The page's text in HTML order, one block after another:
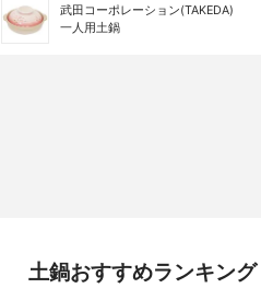
武田コーポレーション(TAKEDA)
一人用土鍋
土鍋おすすめランキング